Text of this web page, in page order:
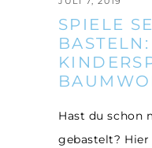
SPIELE
Hast du schon
gebastelt?